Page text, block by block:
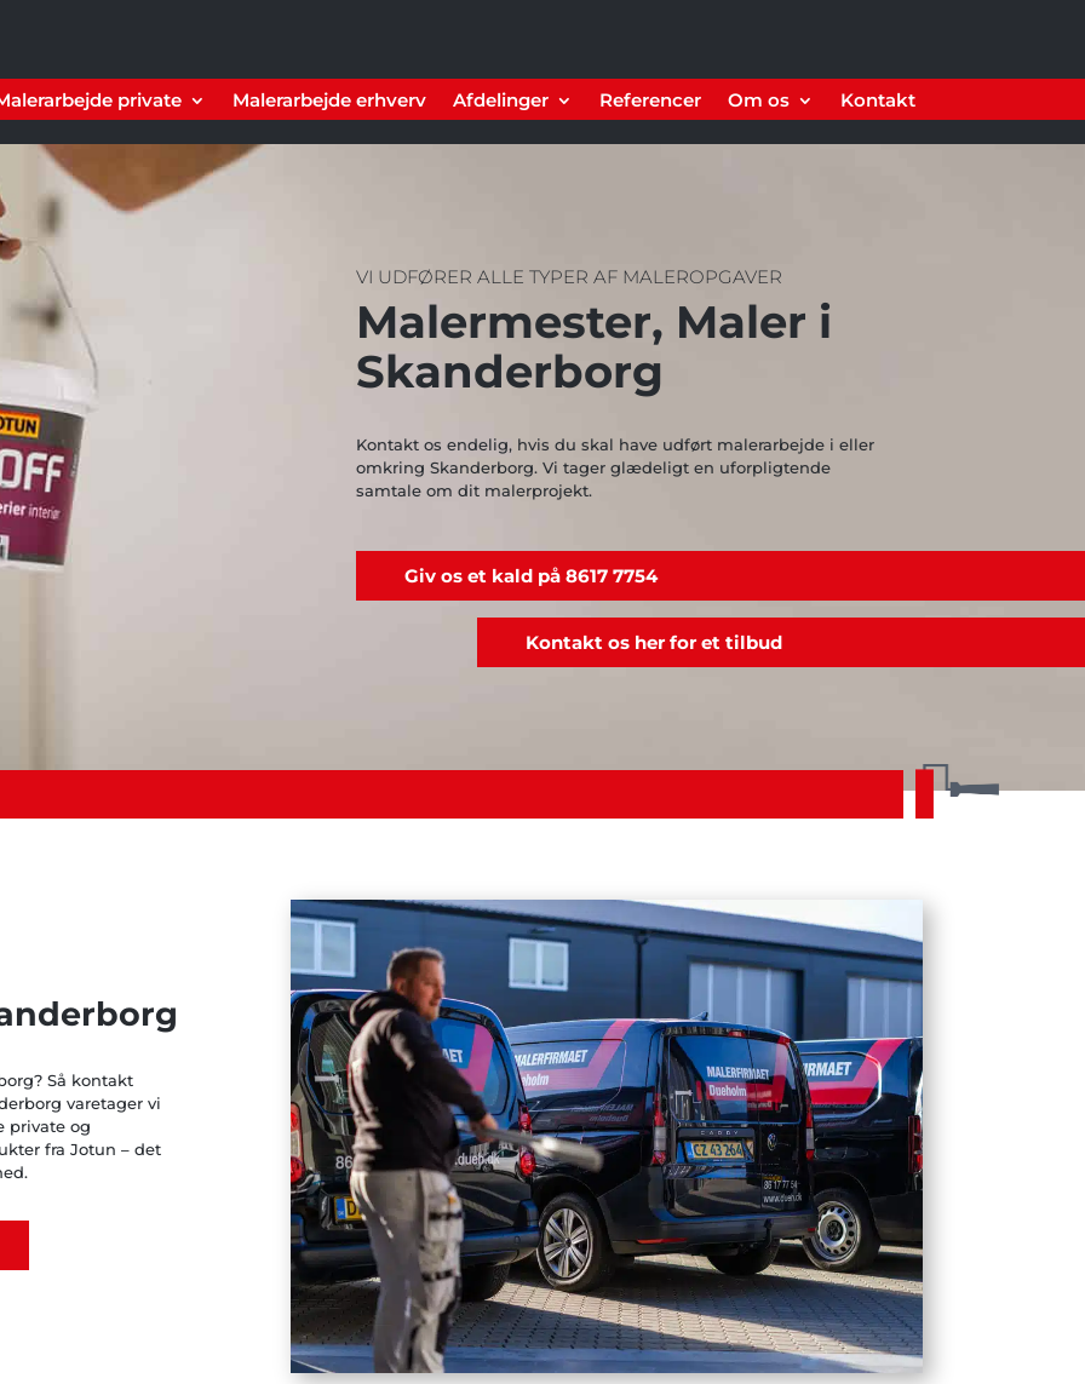
private Malerarbejde erhverv Afdelinger Referencer Om os Kontakt
VI UDFØRER ALLE TYPER AF MALEROPGAVER
Malermester, Maler i
Skanderborg
Kontakt os endelig, hvis du skal have udført malerarbejde i eller
omkring Skanderborg. Vi tager glædeligt en uforpligtende
samtale om dit malerprojekt.
Giv os et kald på 8617 7754
Kontakt os her for et tilbud
Så kontakt
varetager vi
private og
fra Jotun – det